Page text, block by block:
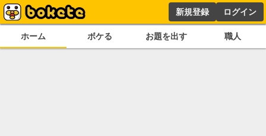
新規登録 ログイン
ホーム ボケる お題を出す 職人